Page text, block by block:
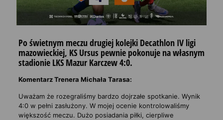
Po świetnym meczu drugiej kolejki Decathlon IV ligi
mazowieckiej, KS Ursus pewnie pokonuje na własnym
stadionie LKS Mazur Karczew 4:0.
Komentarz Trenera Michała Tarasa:
Uważam że rozegraliśmy bardzo dojrzałe spotkanie. Wynik
4:0 w pełni zasłużony. W mojej ocenie kontrolowaliśmy
większość meczu. Dużo posiadania piłki, cierpliwe